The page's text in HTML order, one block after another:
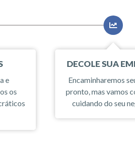
e
os
DECOLE SUA
Encaminharemos
pronto, mas vamos
cuidando do seu